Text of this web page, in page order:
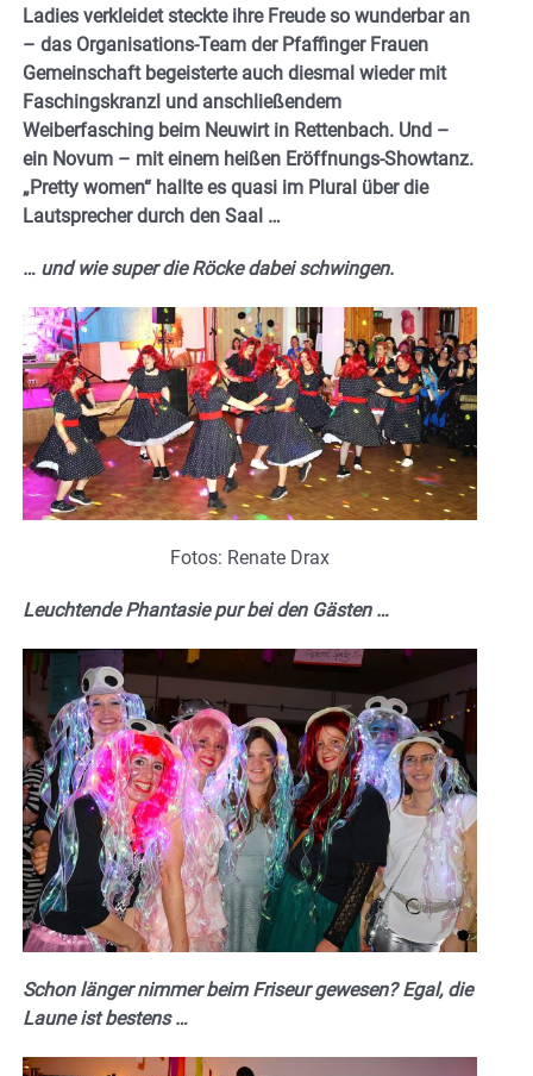
Ladies verkleidet steckte ihre Freude so wunderbar an
– das Organisations-Team der Pfaffinger Frauen
Gemeinschaft begeisterte auch diesmal wieder mit
Faschingskranzl und anschließendem
Weiberfasching beim Neuwirt in Rettenbach. Und –
ein Novum – mit einem heißen Eröffnungs-Showtanz.
„Pretty women“ hallte es quasi im Plural über die
Lautsprecher durch den Saal …
… und wie super die Röcke dabei schwingen.
Fotos: Renate Drax
Leuchtende Phantasie pur bei den Gästen …
Schon länger nimmer beim Friseur gewesen? Egal, die
Laune ist bestens …